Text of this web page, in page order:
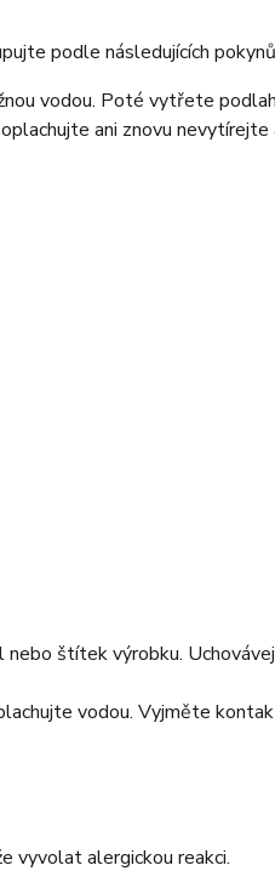
podle následujících
vodou. Poté vytřete
ani znovu
štítek výrobku.
vodou. Vyjměte
vyvolat alergickou reakci.